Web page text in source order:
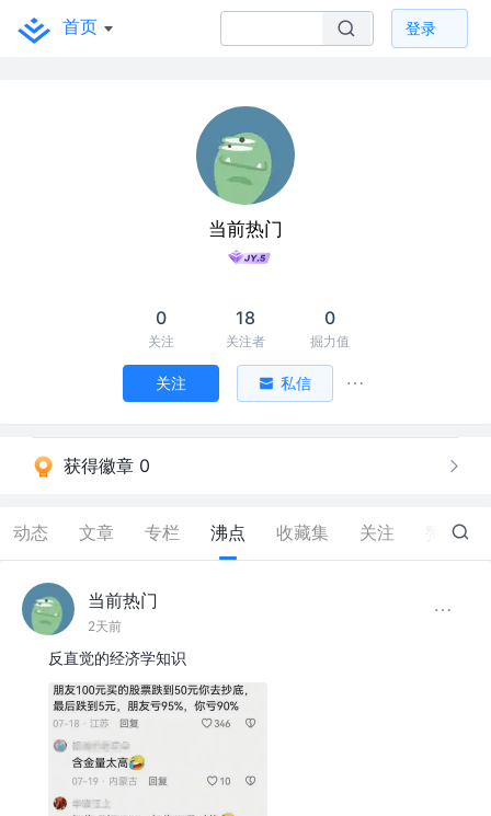
首页 登录
当前热门
0
关注
18
关注者
0
掘力值
关注 私信
获得徽章 0
动态 文章 专栏 沸点 收藏集 关注 34
当前热门
2天前
反直觉的经济学知识